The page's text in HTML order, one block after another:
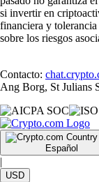
si invertir en
financiera y
sobre los riesgos
Contacto:
Ang Borg, St Julians
Español
|
USD